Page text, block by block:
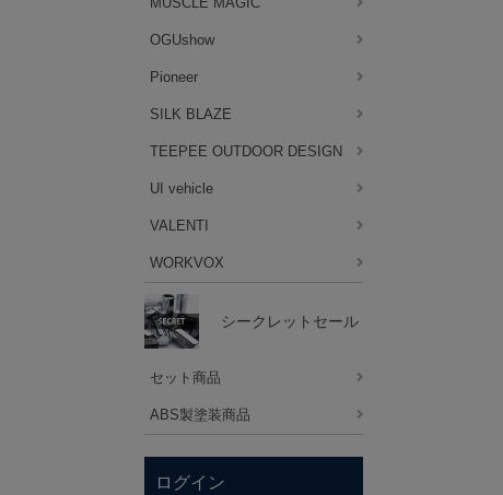
OGUshow
Pioneer
SILK BLAZE
TEEPEE OUTDOOR DESIGN
UI vehicle
VALENTI
WORKVOX
シークレットセール
セット商品
ABS製塗装商品
ログイン